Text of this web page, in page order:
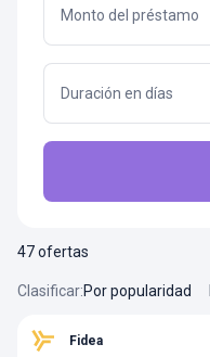
Monto del préstamo
Duración en días
47 ofertas
Clasificar:Por popularidad
Fidea